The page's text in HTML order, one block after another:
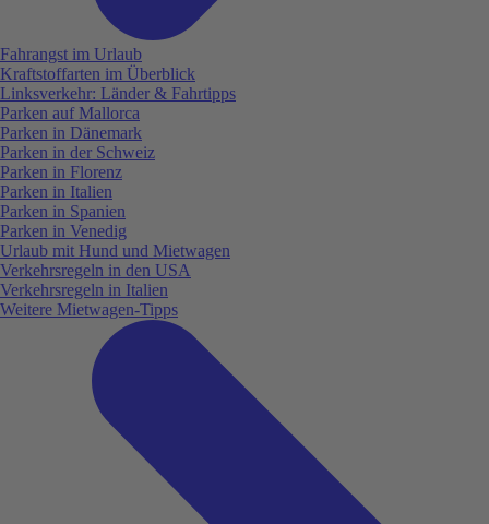
Fahrangst im Urlaub
Kraftstoffarten im Überblick
Linksverkehr: Länder & Fahrtipps
Parken auf Mallorca
Parken in Dänemark
Parken in der Schweiz
Parken in Florenz
Parken in Italien
Parken in Spanien
Parken in Venedig
Urlaub mit Hund und Mietwagen
Verkehrsregeln in den USA
Verkehrsregeln in Italien
Weitere Mietwagen-Tipps